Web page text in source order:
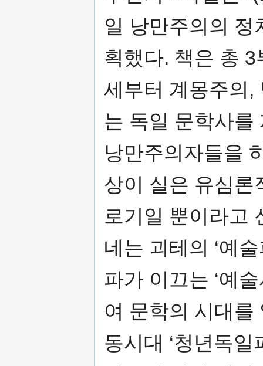
일 낭만주의의 정
획했다. 책은 총
세부터 계몽주의,
는 독일 문학사를
낭만주의자들을
상이 실은 유심론
로기일 뿐이라고
네는 괴테의 ‘예
파가 이끄는 ‘예
여 문학의 시대를
동시대 ‘청년독